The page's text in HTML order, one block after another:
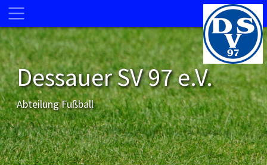
Dessauer SV 97 e.V.
Abteilung Fußball